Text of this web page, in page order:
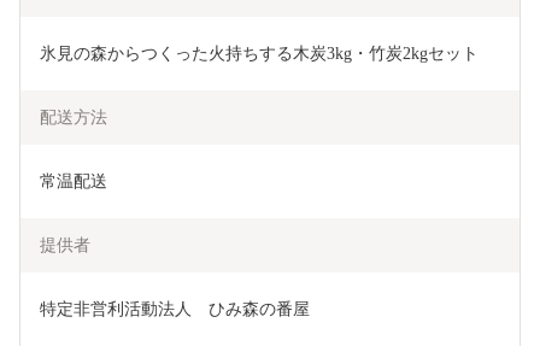
氷見の森からつくった火持ちする木炭3kg・竹炭2kgセット
配送方法
常温配送
提供者
特定非営利活動法人　ひみ森の番屋